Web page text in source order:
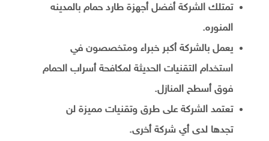
تمتلك الشركة أفضل أجهزة طارد حمام بالمدينه
المنوره.
يعمل بالشركة أكبر خبراء ومتخصصون في
استخدام التقنيات الحديثة لمكافحة أسراب الحمام
فوق أسطح المنازل.
تعتمد الشركة على طرق وتقنيات مميزة لن
تجدها لدى أي شركة أخرى.